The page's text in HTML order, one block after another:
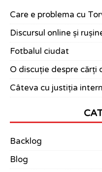
Care e problema cu
Discursul online și
Fotbalul ciudat
O discuție despre cărți
Câteva cu justiția
Backlog
Blog